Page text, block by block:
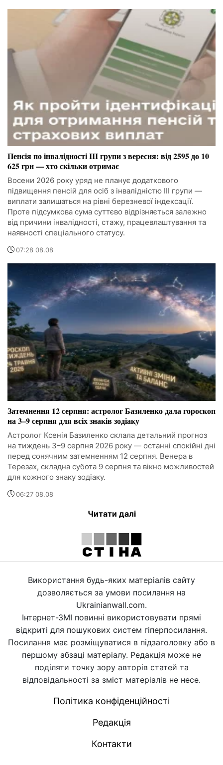
Пенсія по інвалідності III групи з вересня: від 2595 до 10
625 грн — хто скільки отримає
Восени 2026 року уряд не планує додаткового
підвищення пенсій для осіб з інвалідністю III групи —
виплати залишаться на рівні березневої індексації.
Проте підсумкова сума суттєво відрізняється залежно
від причини інвалідності, стажу, працевлаштування та
наявності спеціального статусу.
07:28 08.08
Затемнення 12 серпня: астролог Базиленко дала гороскоп
на 3–9 серпня для всіх знаків зодіаку
Астролог Ксенія Базиленко склала детальний прогноз
на тиждень 3–9 серпня 2026 року — останні спокійні дні
перед сонячним затемненням 12 серпня. Венера в
Терезах, складна субота 9 серпня та вікно можливостей
для кожного знаку зодіаку.
06:27 08.08
Читати далі
Використання будь-яких матеріалів сайту
дозволяється за умови посилання на
Ukrainianwall.com.
Інтернет-ЗМІ повинні використовувати прямі
відкриті для пошукових систем гіперпосилання.
Посилання має розміщуватися в підзаголовку або в
першому абзаці матеріалу. Редакція може не
поділяти точку зору авторів статей та
відповідальності за зміст матеріалів не несе.
Політика конфіденційності
Редакція
Контакти